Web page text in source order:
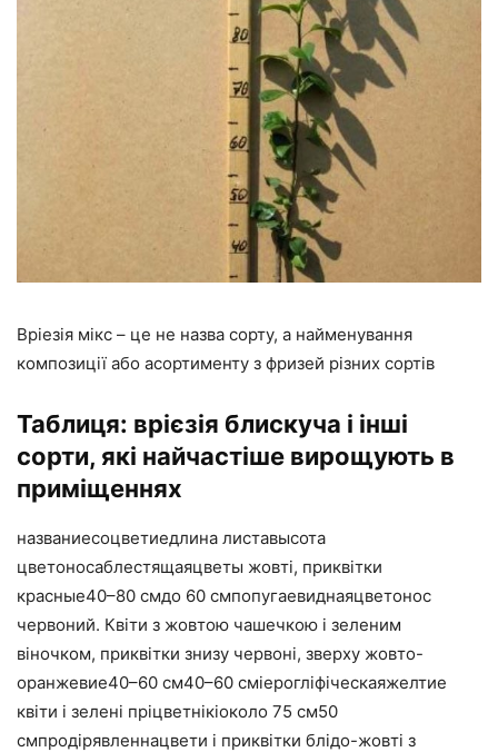
Вріезія мікс – це не назва сорту, а найменування
композиції або асортименту з фризей різних сортів
Таблиця: врієзія блискуча і інші
сорти, які найчастіше вирощують в
приміщеннях
названиесоцветиедлина листавысота
цветоносаблестящаяцветы жовті, приквітки
красные40–80 смдо 60 смпопугаевиднаяцветонос
червоний. Квіти з жовтою чашечкою і зеленим
віночком, приквітки знизу червоні, зверху жовто-
оранжевие40–60 см40–60 сміерогліфіческаяжелтие
квіти і зелені пріцветнікіоколо 75 см50
смпродірявленнацвети і приквітки блідо-жовті з